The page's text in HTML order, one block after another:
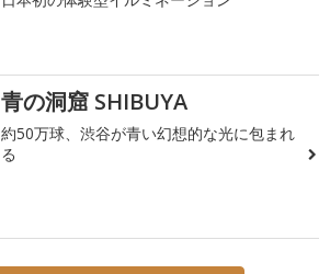
青の洞窟 SHIBUYA
約50万球、渋谷が青い幻想的な光に包まれ
る